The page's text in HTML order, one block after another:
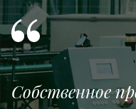
Собственное